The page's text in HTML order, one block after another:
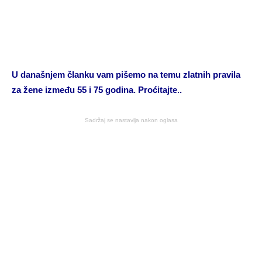
U današnjem članku vam pišemo na temu zlatnih pravila
za žene između 55 i 75 godina. Proćitajte..
Sadržaj se nastavlja nakon oglasa